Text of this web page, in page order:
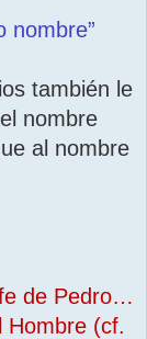
nombre”
también le
nombre
al nombre
de Pedro…
Hombre (cf.